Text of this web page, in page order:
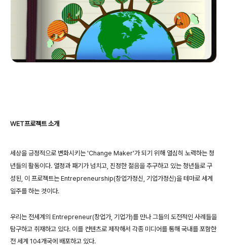
WET프로젝트 소개
세상을 긍정적으로 변화시키는 'Change Maker'가 되기 위해 열심히 노력하는 청
년들의 활동이다. 열정과 패기가 넘치고, 진정한 젊음을 추구하고 있는 청년들로 구
성된, 이 프로젝트는 Entrepreneurship(창업가정신, 기업가정신)을 테마로 세계
일주를 하는 것이다.
우리는 전세계의 Entrepreneur(창업가, 기업가)를 만나 그들의 도전적인 사례들을
탐구하고 취재하고 있다. 이를 컨텐츠로 제작해서 각종 미디어를 통해 국내를 포함한
전 세계 104개국에 배포하고 있다.